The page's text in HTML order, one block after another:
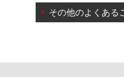
によりご予約のキャンセルを
その他のよくある